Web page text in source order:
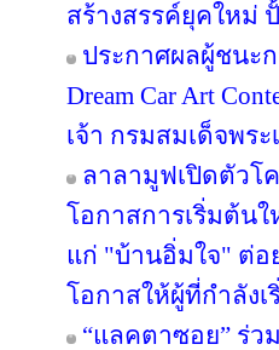
สร้างสรรค์ยุคใหม่
ประกาศผลผู้ชนะ
Dream Car Art
เจ้า กรมสมเด็จพร
ลาลามูฟเปิดตัวโค
โอกาสการเริ่มต้น
แก่ "บ้านอิ่มใจ" ต่
โอกาสให้ผู้ที่กำลัง
“แลคตาซอย” ร่ว